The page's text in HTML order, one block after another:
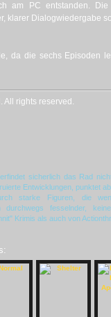
am PC entstanden.
klarer Dialogwiedergabe
da die sechs Episoden
All rights reserved.
sicherlich das Rad
Entwicklungen, punktet
starke Figuren, die
durchwegs fesselnder,
Krimis als auch von